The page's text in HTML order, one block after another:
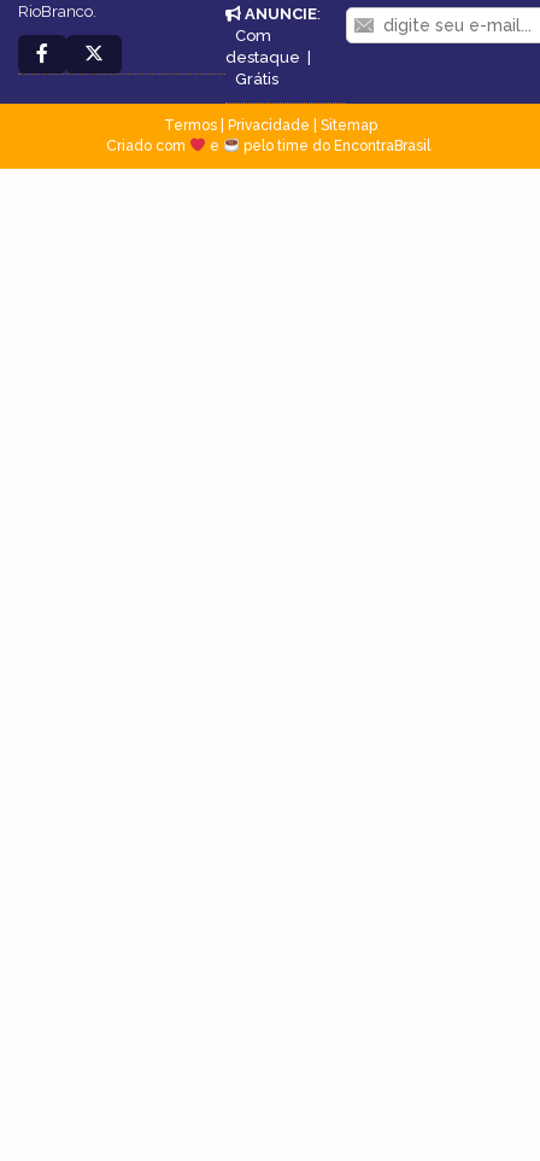
RioBranco.
ANUNCIE:
Com
destaque |
Grátis
Termos| Privacidade
Sitemap
Criado com
e pelo time do EncontraBrasil